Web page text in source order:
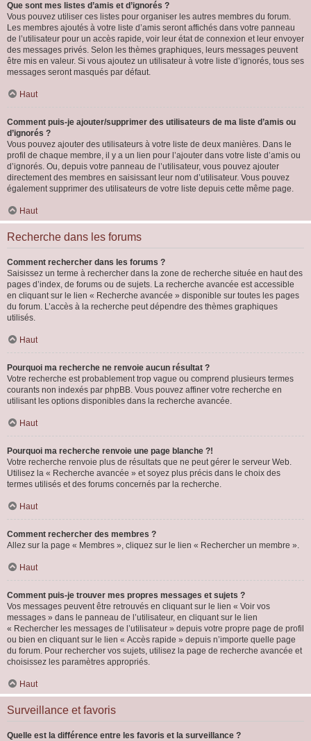
Que sont mes listes d’amis et d’ignorés ?
Vous pouvez utiliser ces listes pour organiser les autres membres du forum.
Les membres ajoutés à votre liste d’amis seront affichés dans votre panneau
de l’utilisateur pour un accès rapide, voir leur état de connexion et leur envoyer
des messages privés. Selon les thèmes graphiques, leurs messages peuvent
être mis en valeur. Si vous ajoutez un utilisateur à votre liste d’ignorés, tous ses
messages seront masqués par défaut.
Haut
Comment puis-je ajouter/supprimer des utilisateurs de ma liste d’amis ou
d’ignorés ?
Vous pouvez ajouter des utilisateurs à votre liste de deux manières. Dans le
profil de chaque membre, il y a un lien pour l’ajouter dans votre liste d’amis ou
d’ignorés. Ou, depuis votre panneau de l’utilisateur, vous pouvez ajouter
directement des membres en saisissant leur nom d’utilisateur. Vous pouvez
également supprimer des utilisateurs de votre liste depuis cette même page.
Haut
Recherche dans les forums
Comment rechercher dans les forums ?
Saisissez un terme à rechercher dans la zone de recherche située en haut des
pages d’index, de forums ou de sujets. La recherche avancée est accessible
en cliquant sur le lien « Recherche avancée » disponible sur toutes les pages
du forum. L’accès à la recherche peut dépendre des thèmes graphiques
utilisés.
Haut
Pourquoi ma recherche ne renvoie aucun résultat ?
Votre recherche est probablement trop vague ou comprend plusieurs termes
courants non indexés par phpBB. Vous pouvez affiner votre recherche en
utilisant les options disponibles dans la recherche avancée.
Haut
Pourquoi ma recherche renvoie une page blanche ?!
Votre recherche renvoie plus de résultats que ne peut gérer le serveur Web.
Utilisez la « Recherche avancée » et soyez plus précis dans le choix des
termes utilisés et des forums concernés par la recherche.
Haut
Comment rechercher des membres ?
Allez sur la page « Membres », cliquez sur le lien « Rechercher un membre ».
Haut
Comment puis-je trouver mes propres messages et sujets ?
Vos messages peuvent être retrouvés en cliquant sur le lien « Voir vos
messages » dans le panneau de l’utilisateur, en cliquant sur le lien
« Rechercher les messages de l’utilisateur » depuis votre propre page de profil
ou bien en cliquant sur le lien « Accès rapide » depuis n’importe quelle page
du forum. Pour rechercher vos sujets, utilisez la page de recherche avancée et
choisissez les paramètres appropriés.
Haut
Surveillance et favoris
Quelle est la différence entre les favoris et la surveillance ?